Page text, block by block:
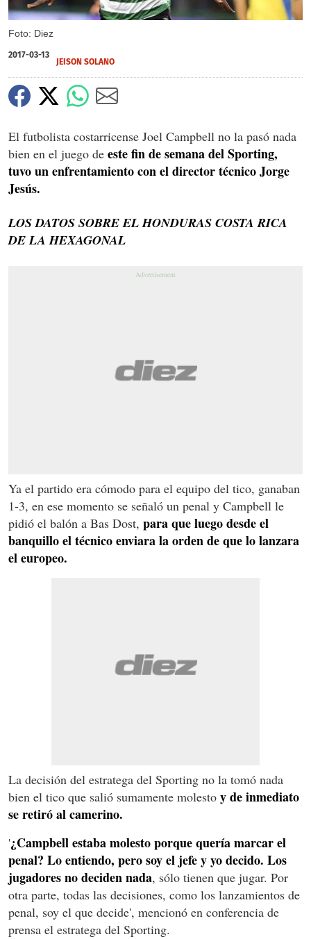
Foto: Diez
2017-03-13
JEISON SOLANO
El futbolista costarricense Joel Campbell no la pasó nada
bien en el juego de este fin de semana del Sporting,
tuvo un enfrentamiento con el director técnico Jorge
Jesús.
LOS DATOS SOBRE EL HONDURAS COSTA RICA
DE LA HEXAGONAL
Ya el partido era cómodo para el equipo del tico, ganaban
1-3, en ese momento se señaló un penal y Campbell le
pidió el balón a Bas Dost, para que luego desde el
banquillo el técnico enviara la orden de que lo lanzara
el europeo.
La decisión del estratega del Sporting no la tomó nada
bien el tico que salió sumamente molesto y de inmediato
se retiró al camerino.
'¿Campbell estaba molesto porque quería marcar el
penal? Lo entiendo, pero soy el jefe y yo decido. Los
jugadores no deciden nada, sólo tienen que jugar. Por
otra parte, todas las decisiones, como los lanzamientos de
penal, soy el que decide', mencionó en conferencia de
prensa el estratega del Sporting.